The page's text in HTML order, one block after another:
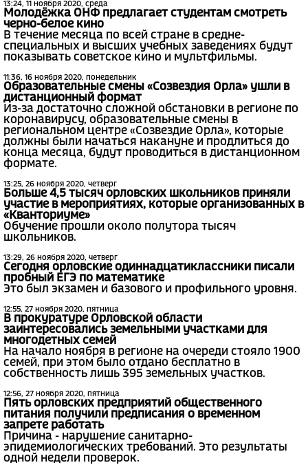
13:24, 11 ноября 2020, среда
Молодёжка ОНФ предлагает студентам смотреть
черно-белое кино
В течение месяца по всей стране в средне-
специальных и высших учебных заведениях будут
показывать советское кино и мультфильмы.
11:36, 16 ноября 2020, понедельник
Образовательные смены «Созвездия Орла» ушли в
дистанционный формат
Из-за достаточно сложной обстановки в регионе по
коронавирусу, образовательные смены в
региональном центре «Созвездие Орла», которые
должны были начаться накануне и продлиться до
конца месяца, будут проводиться в дистанционном
формате.
13:25, 26 ноября 2020, четверг
Больше 4,5 тысяч орловских школьников приняли
участие в мероприятиях, которые организованных в
«Кванториуме»
Обучение прошли около полутора тысяч
школьников.
13:29, 26 ноября 2020, четверг
Сегодня орловские одиннадцатиклассники писали
пробный ЕГЭ по математике
Это был экзамен и базового и профильного уровня.
12:55, 27 ноября 2020, пятница
В прокуратуре Орловской области
заинтересовались земельными участками для
многодетных семей
На начало ноября в регионе на очереди стояло 1900
семей, при этом было отдано бесплатно в
собственность лишь 395 земельных участков.
12:56, 27 ноября 2020, пятница
Пять орловских предприятий общественного
питания получили предписания о временном
запрете работать
Причина - нарушение санитарно-
эпидемиологических требований. Это результаты
одной недели проверок.